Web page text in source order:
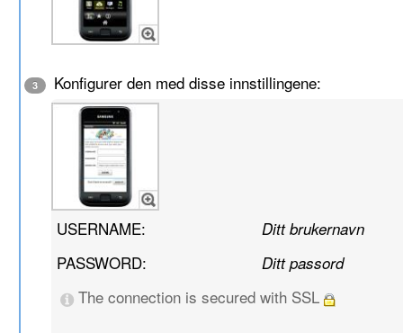
3 Konfigurer den med disse innstillingene:
USERNAME: Ditt brukernavn
PASSWORD: Ditt passord
The connection is secured with SSL